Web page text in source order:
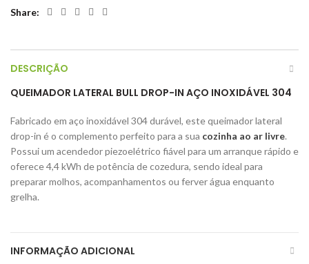
Share
DESCRIÇÃO
QUEIMADOR LATERAL BULL DROP-IN AÇO INOXIDÁVEL 304
Fabricado em aço inoxidável 304 durável, este queimador lateral
drop-in é o complemento perfeito para a sua cozinha ao ar livre.
Possui um acendedor piezoelétrico fiável para um arranque rápido e
oferece 4,4 kWh de potência de cozedura, sendo ideal para
preparar molhos, acompanhamentos ou ferver água enquanto
grelha.
INFORMAÇÃO ADICIONAL